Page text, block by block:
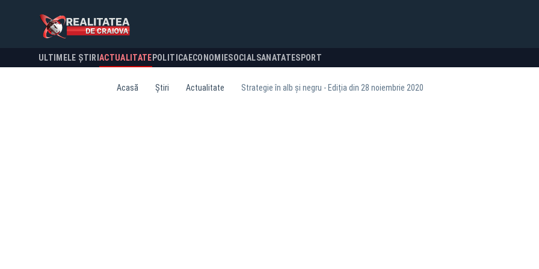
ULTIMELE ȘTIRI ACTUALITATE POLITICA ECONOMIESOCIALSANATATESPORT
Acasă Știri Actualitate Strategie în alb și negru - Ediția din 28 noiembrie 2020